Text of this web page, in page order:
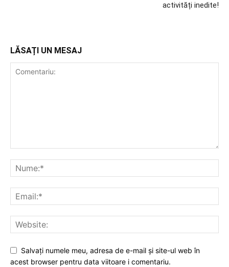
activități inedite!
LĂSAȚI UN MESAJ
Salvați numele meu, adresa de e-mail și site-ul web în
acest browser pentru data viitoare i comentariu.